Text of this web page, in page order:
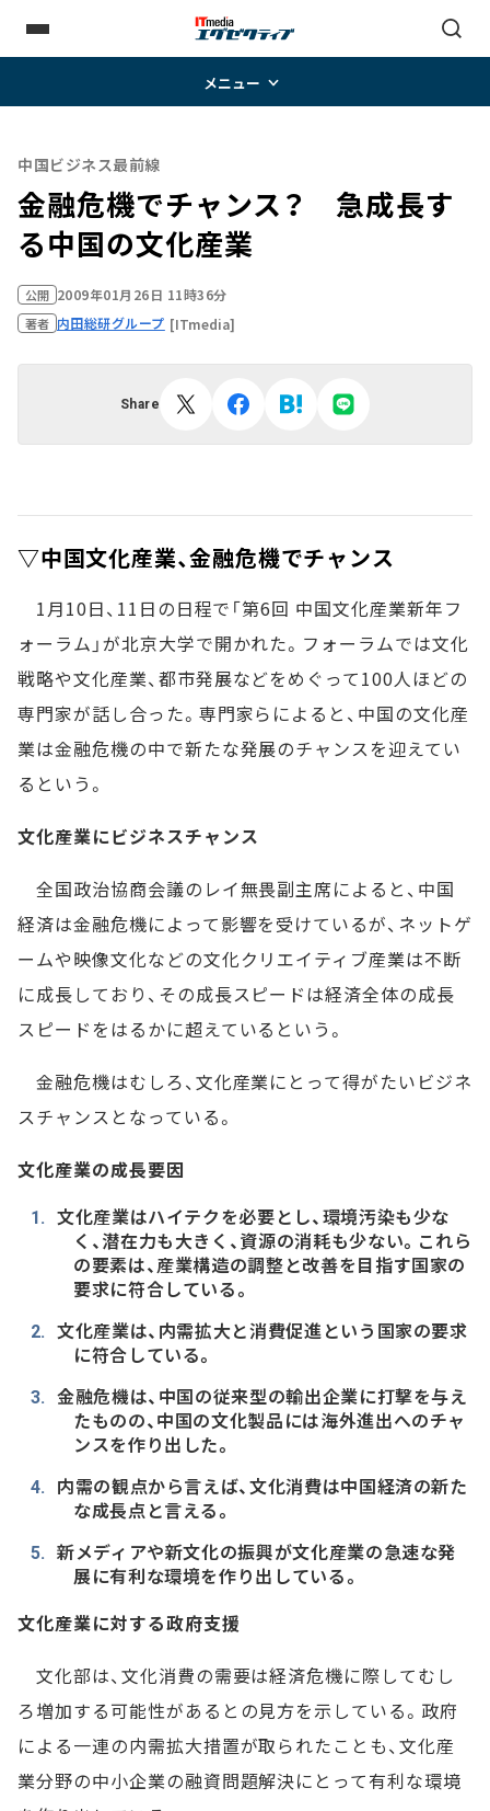
メニュー
中国ビジネス最前線
金融危機でチャンス？ 急成長す
る中国の文化産業
公開 2009年01月26日 11時36分
著者 内田総研グループ [ITmedia]
Share
▽中国文化産業、金融危機でチャンス
1月10日、11日の日程で「第6回 中国文化産業新年フ
ォーラム」が北京大学で開かれた。フォーラムでは文化
戦略や文化産業、都市発展などをめぐって100人ほどの
専門家が話し合った。専門家らによると、中国の文化産
業は金融危機の中で新たな発展のチャンスを迎えてい
るという。
文化産業にビジネスチャンス
全国政治協商会議のレイ無畏副主席によると、中国
経済は金融危機によって影響を受けているが、ネットゲ
ームや映像文化などの文化クリエイティブ産業は不断
に成長しており、その成長スピードは経済全体の成長
スピードをはるかに超えているという。
金融危機はむしろ、文化産業にとって得がたいビジネ
スチャンスとなっている。
文化産業の成長要因
文化産業はハイテクを必要とし、環境汚染も少な
く、潜在力も大きく、資源の消耗も少ない。これら
の要素は、産業構造の調整と改善を目指す国家の
要求に符合している。
文化産業は、内需拡大と消費促進という国家の要求
に符合している。
金融危機は、中国の従来型の輸出企業に打撃を与え
たものの、中国の文化製品には海外進出へのチャ
ンスを作り出した。
内需の観点から言えば、文化消費は中国経済の新た
な成長点と言える。
新メディアや新文化の振興が文化産業の急速な発
展に有利な環境を作り出している。
文化産業に対する政府支援
文化部は、文化消費の需要は経済危機に際してむし
ろ増加する可能性があるとの見方を示している。政府
による一連の内需拡大措置が取られたことも、文化産
業分野の中小企業の融資問題解決にとって有利な環境